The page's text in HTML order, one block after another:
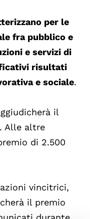
per le
fra pubblico e
e servizi di
risultati
e sociale.
il
Alle altre
di 2.500
vincitrici,
il premio